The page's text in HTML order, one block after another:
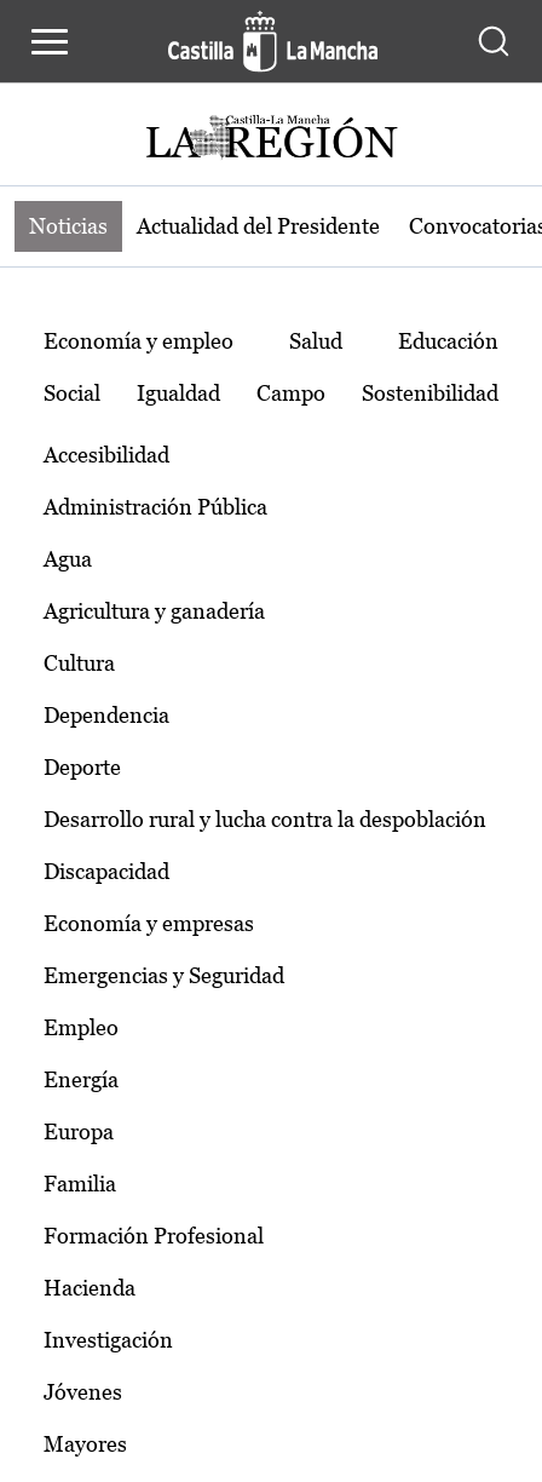
Noticias de la región de Castilla-La
Noticias Actualidad del Presidente
Temas
Economía y empleo Salud Educación
Social Igualdad Campo Sostenibilidad
Accesibilidad
Administración Pública
Agua
Agricultura y ganadería
Cultura
Dependencia
Deporte
Desarrollo rural y lucha contra la despoblación
Discapacidad
Economía y empresas
Emergencias y Seguridad
Empleo
Energía
Europa
Familia
Formación Profesional
Hacienda
Investigación
Jóvenes
Mayores